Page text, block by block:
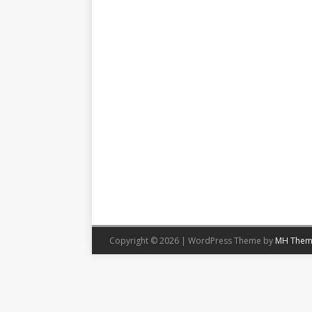
Copyright © 2026 | WordPress Theme by MH